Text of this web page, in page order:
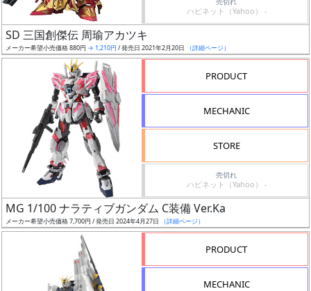
発
売
対象
ャ
ラ
リ
ハピネット（Yahoo） -
SD 三国創傑伝 周瑜アカツキ
メーカー希望小売価格 880円 → 1,210円 / 発売日 2021年2月20日 （詳細ページ）
PRODUCT
MECHANIC
STORE
売切れ
ハピネット（Yahoo） -
MG 1/100 ナラティブガンダム C装備 Ver.Ka
メーカー希望小売価格 7,700円 / 発売日 2024年4月27日 （詳細ページ）
PRODUCT
MECHANIC